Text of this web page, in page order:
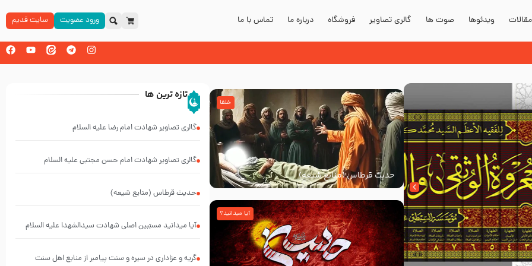
مقالات ویدئوها صوت ها گالری تصاویر فروشگاه درباره ما تماس با ما ورود عضویت سایت قدیم
حدیث قرطاس (منابع شیعه)
خلفا
آیا میدانید؟
تازه ترین ها
گالری تصاویر شهادت امام رضا علیه السلام
گالری تصاویر شهادت امام حسن مجتبی علیه السلام
حدیث قرطاس (منابع شیعه)
آیا میدانید مسبّبین اصلی شهادت سیدالشهدا علیه ‌السلام
گریه و عزاداری در سیره و سنت پیامبر از منابع اهل سنت